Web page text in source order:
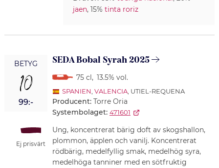
jaen, 15% tinta roriz
BETYG
10
99:-
Ej prisvärt
SEDA Bobal Syrah 2025
75 cl, 13.5% vol.
SPANIEN, VALENCIA, UTIEL-REQUENA
Producent: Torre Oria
Systembolaget: 471601
Ung, koncentrerat bärig doft av skogshallon,
plommon, äpplen och vanilj. Koncentrerat
rödbärig, medelfyllig smak, medelhög syra,
medelhöga tanniner med en sötfruktig